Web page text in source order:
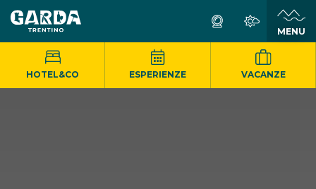
MENU
HOTEL&CO ESPERIENZE VACANZE